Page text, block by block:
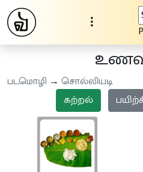
படமொழி → சொல்லியடி
கற்றல்